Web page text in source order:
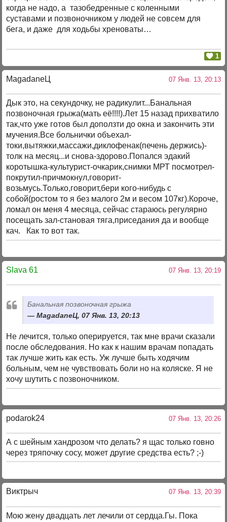
когда не надо, а тазобедренные с коленными
суставами и позвоночником у людей не совсем для
бега, и даже для ходьбы хреноваты…
1
MagadaneЦ 07 Янв. 13, 20:13
Дык это, на секундочку, не радикулит...Банальная
позвоночная грыжа(мать её!!!!).Лет 15 назад прихватило
так,что уже готов был доползти до окна и закончить эти
мучения.Все больнички объехал-
токи,вытяжки,массажи,диклофенак(печень держись)-
толк на месяц...и снова-здорово.Попался эдакий
коротышка-культурист-очкарик,снимки МРТ посмотрел-
покрутил-причмокнул,говорит-
возьмусь.Только,говорит,бери кого-нибудь с
собой(ростом то я без малого 2м и весом 107кг).Короче,
ломал он меня 4 месяца, сейчас стараюсь регулярно
посещать зал-становая тяга,приседания да и вообще
кач. Как то вот так.
Slava 61 07 Янв. 13, 20:19
Банальная позвоночная грыжа
MagadaneЦ, 07 Янв. 13, 20:13
Не лечится, только оперируется, так мне врачи сказали
после обследования. Но как к нашим врачам попадать
так лучше жить как есть. Уж лучше быть ходячим
больным, чем не чувствовать боли но на коляске. Я не
хочу шутить с позвоночником.
podarok24 07 Янв. 13, 20:26
А с шейным хандрозом что делать? я щас только говно
через тряпочку сосу, может другие средства есть? ;-)
Виктрыч 07 Янв. 13, 20:39
Мою жену двадцать лет лечили от сердца.Гы. Пока